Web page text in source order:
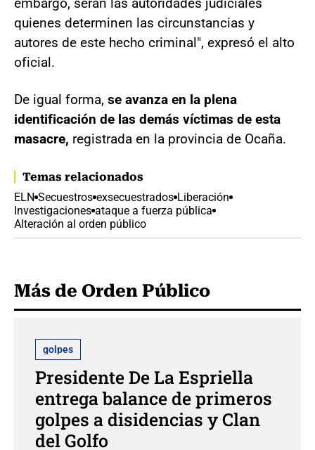
quienes determinen las circunstancias y
autores de este hecho criminal", expresó el alto
oficial.
De igual forma, se avanza en la plena
identificación de las demás víctimas de esta
masacre, registrada en la provincia de Ocaña.
Temas relacionados
ELN Secuestros exsecuestrados Liberación
Investigaciones ataque a fuerza pública
Alteración al orden público
Más de Orden Público
golpes
Presidente De La Espriella
entrega balance de primeros
golpes a disidencias y Clan
del Golfo